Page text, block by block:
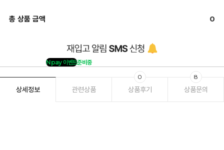
총 상품 금액 0
Npay 이벤트준비중
상세정보 관련상품 상품후기
0
상품문의
8